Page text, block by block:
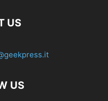
US
US